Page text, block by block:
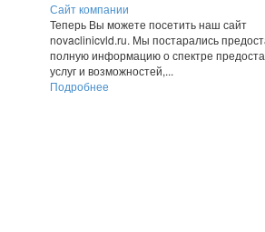
Сайт компании
Теперь Вы можете посетить наш сайт
novaclinicvld.ru. Мы постарались
полную информацию о спектре
услуг и возможностей,...
Подробнее